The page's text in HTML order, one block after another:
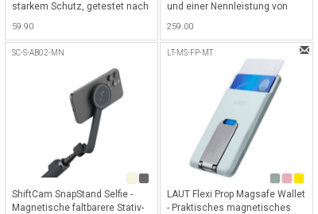
starkem Schutz, getestet nach
kompatibel mit MagSafe -
59.90
und einer Nennleistung von
Laptops, Tablets &
Smartphones - Schwarz
259.00
SC-S-AB02-MN
ShiftCam SnapStand Selfie -
Magnetische faltbarere Stativ-
LT-MS-FP-MT
LAUT Flexi Prop Magsafe Wallet
- Praktisches magnetisches